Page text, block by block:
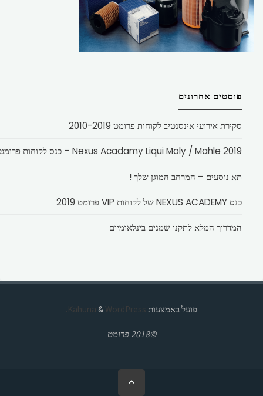
פוסטים אחרונים
סקירת אירועי אינסנטיב לקוחות פרומט 2010-2019
Nexus Acadamy Liqui Moly / Mahle 2019 – כנס לקוחות פרומט
תא נוסעים – המרחב המוגן שלך !
כנס NEXUS ACADEMY של לקוחות VIP פרומט 2019
המדריך המלא לתקני שמנים בינלאומיים
פועל באמצעות & WordPress.
©2018 פרומט
בחזרה